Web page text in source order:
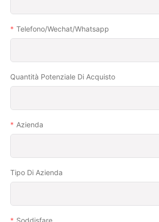
Telefono/wechat/whatsapp
Quantità Potenziale Di Acquisto
Azienda
Tipo Di Azienda
Soddisfare